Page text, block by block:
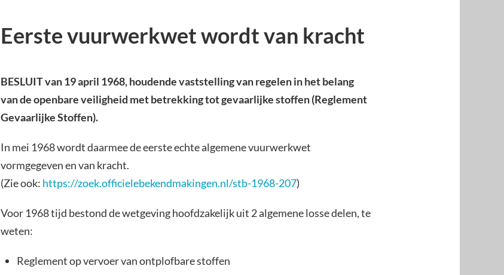
Eerste vuurwerkwet wordt van kracht
BESLUIT van 19 april 1968, houdende vaststelling van regelen in het belang
van de openbare veiligheid met betrekking tot gevaarlijke stoffen (Reglement
Gevaarlijke Stoffen).
In mei 1968 wordt daarmee de eerste echte algemene vuurwerkwet
vormgegeven en van kracht.
(Zie ook: https://zoek.officielebekendmakingen.nl/stb-1968-207)
Voor 1968 tijd bestond de wetgeving hoofdzakelijk uit 2 algemene losse delen, te
weten:
Reglement op vervoer van ontplofbare stoffen